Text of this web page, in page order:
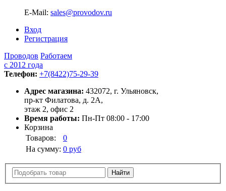
E-Mail: sales@provodov.ru
Вход
Регистрация
Проводов Работаем
с 2012 года
Телефон: +7(8422)75-29-39
Адрес магазина: 432072, г. Ульяновск,
пр-кт Филатова, д. 2А,
этаж 2, офис 2
Время работы: Пн-Пт 08:00 - 17:00
Корзина
Товаров:
0
На сумму: 0 руб